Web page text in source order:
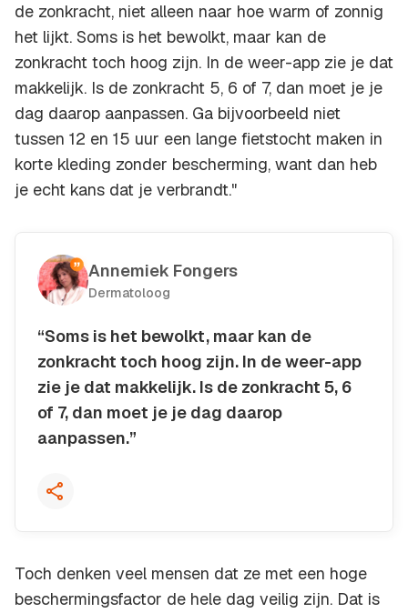
de zonkracht, niet alleen naar hoe warm of zonnig
het lijkt. Soms is het bewolkt, maar kan de
zonkracht toch hoog zijn. In de weer-app zie je dat
makkelijk. Is de zonkracht 5, 6 of 7, dan moet je je
dag daarop aanpassen. Ga bijvoorbeeld niet
tussen 12 en 15 uur een lange fietstocht maken in
korte kleding zonder bescherming, want dan heb
je echt kans dat je verbrandt."
Annemiek Fongers
Dermatoloog
“Soms is het bewolkt, maar kan de
zonkracht toch hoog zijn. In de weer-app
zie je dat makkelijk. Is de zonkracht 5, 6
of 7, dan moet je je dag daarop
aanpassen.”
Kopieer quote
Toch denken veel mensen dat ze met een hoge
beschermingsfactor de hele dag veilig zijn. Dat is